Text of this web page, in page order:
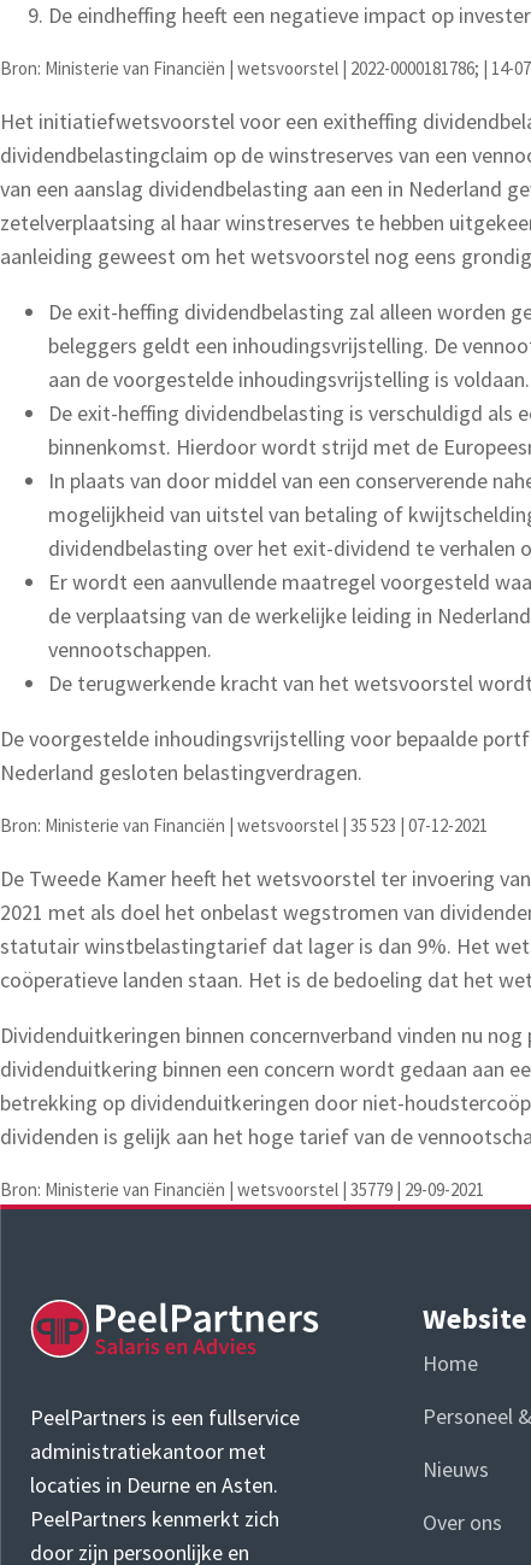
De eindheffing heeft een negatieve impact op
Bron: Ministerie van Financiën | wetsvoorstel | 2022-0000181786; | 14-
Het initiatiefwetsvoorstel voor een exitheffing
dividendbelastingclaim op de winstreserves van een
van een aanslag dividendbelasting aan een in Nederland
zetelverplaatsing al haar winstreserves te hebben
aanleiding geweest om het wetsvoorstel nog eens
De exit-heffing dividendbelasting zal alleen worden
beleggers geldt een inhoudingsvrijstelling. De
aan de voorgestelde inhoudingsvrijstelling is voldaan.
De exit-heffing dividendbelasting is verschuldigd als
binnenkomst. Hierdoor wordt strijd met de
In plaats van door middel van een conserverende
mogelijkheid van uitstel van betaling of
dividendbelasting over het exit-dividend te verhalen
Er wordt een aanvullende maatregel voorgesteld
de verplaatsing van de werkelijke leiding in
vennootschappen.
De terugwerkende kracht van het wetsvoorstel
De voorgestelde inhoudingsvrijstelling voor bepaalde
Nederland gesloten belastingverdragen.
Bron: Ministerie van Financiën | wetsvoorstel | 35 523 | 07-12-2021
De Tweede Kamer heeft het wetsvoorstel ter invoering
2021 met als doel het onbelast wegstromen van
statutair winstbelastingtarief dat lager is dan 9%. Het
coöperatieve landen staan. Het is de bedoeling dat het
Dividenduitkeringen binnen concernverband vinden nu
dividenduitkering binnen een concern wordt gedaan aan
betrekking op dividenduitkeringen door niet-
dividenden is gelijk aan het hoge tarief van de
Bron: Ministerie van Financiën | wetsvoorstel | 35779 | 29-09-2021
PeelPartners is een fullservice
administratiekantoor met
locaties in Deurne en Asten.
PeelPartners kenmerkt zich
door zijn persoonlijke en
Website
Home
Personeel
Nieuws
Over ons